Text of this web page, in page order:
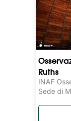
Ruths
INAF
Sede di